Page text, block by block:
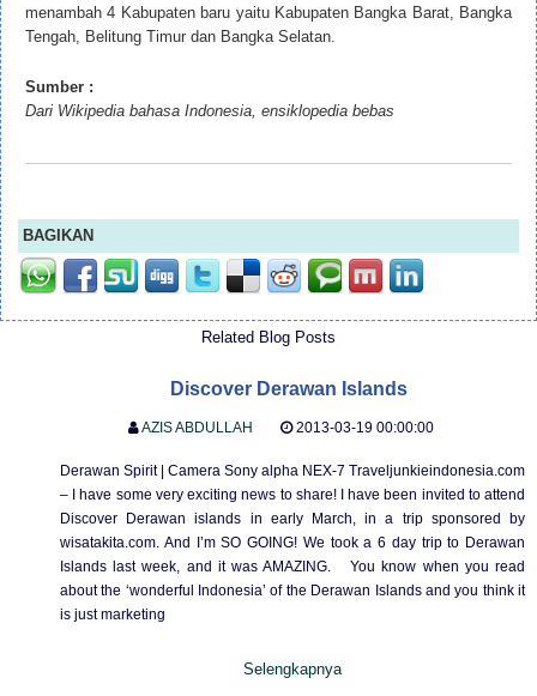
menambah 4 Kabupaten baru yaitu Kabupaten Bangka Barat, Bangka
Tengah, Belitung Timur dan Bangka Selatan.
Sumber :
Dari Wikipedia bahasa Indonesia, ensiklopedia bebas
BAGIKAN
Related Blog Posts
Discover Derawan Islands
AZIS ABDULLAH 2013-03-19 00:00:00
Derawan Spirit | Camera Sony alpha NEX-7 Traveljunkieindonesia.com
– I have some very exciting news to share! I have been invited to attend
Discover Derawan islands in early March, in a trip sponsored by
wisatakita.com. And I’m SO GOING! We took a 6 day trip to Derawan
Islands last week, and it was AMAZING. You know when you read
about the ‘wonderful Indonesia’ of the Derawan Islands and you think it
is just marketing
Selengkapnya